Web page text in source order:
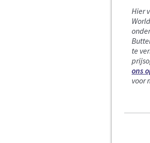
Hier
te
ons
voor